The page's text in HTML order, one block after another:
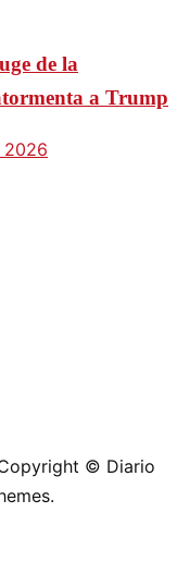
de la
a Trump
2026
© Diario